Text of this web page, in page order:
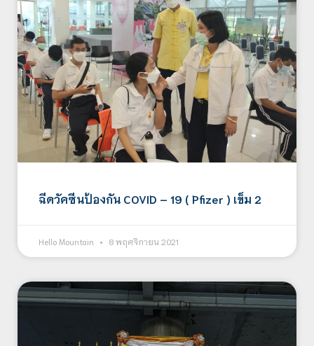
ฉีดวัคซีนป้องกัน COVID – 19 ( Pfizer ) เข็ม 2
Hello Mountain 8 พฤศจิกายน 2021